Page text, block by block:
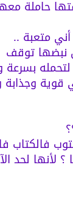
حاملة
متعبة ..
نبضها توقف
بسرعة
عيناها على هذه العبارة "ابنة سعاد
فالكتاب
لحد الآن